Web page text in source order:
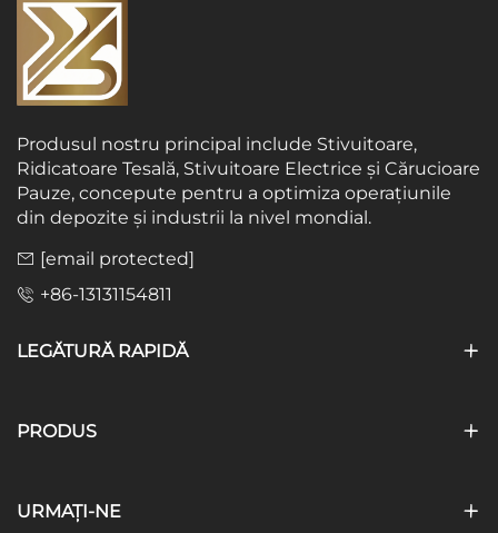
Produsul nostru principal include Stivuitoare,
Ridicatoare Tesală, Stivuitoare Electrice și Cărucioare
Pauze, concepute pentru a optimiza operațiunile
din depozite și industrii la nivel mondial.
[email protected]
+86-13131154811
LEGĂTURĂ RAPIDĂ
PRODUS
URMAȚI-NE